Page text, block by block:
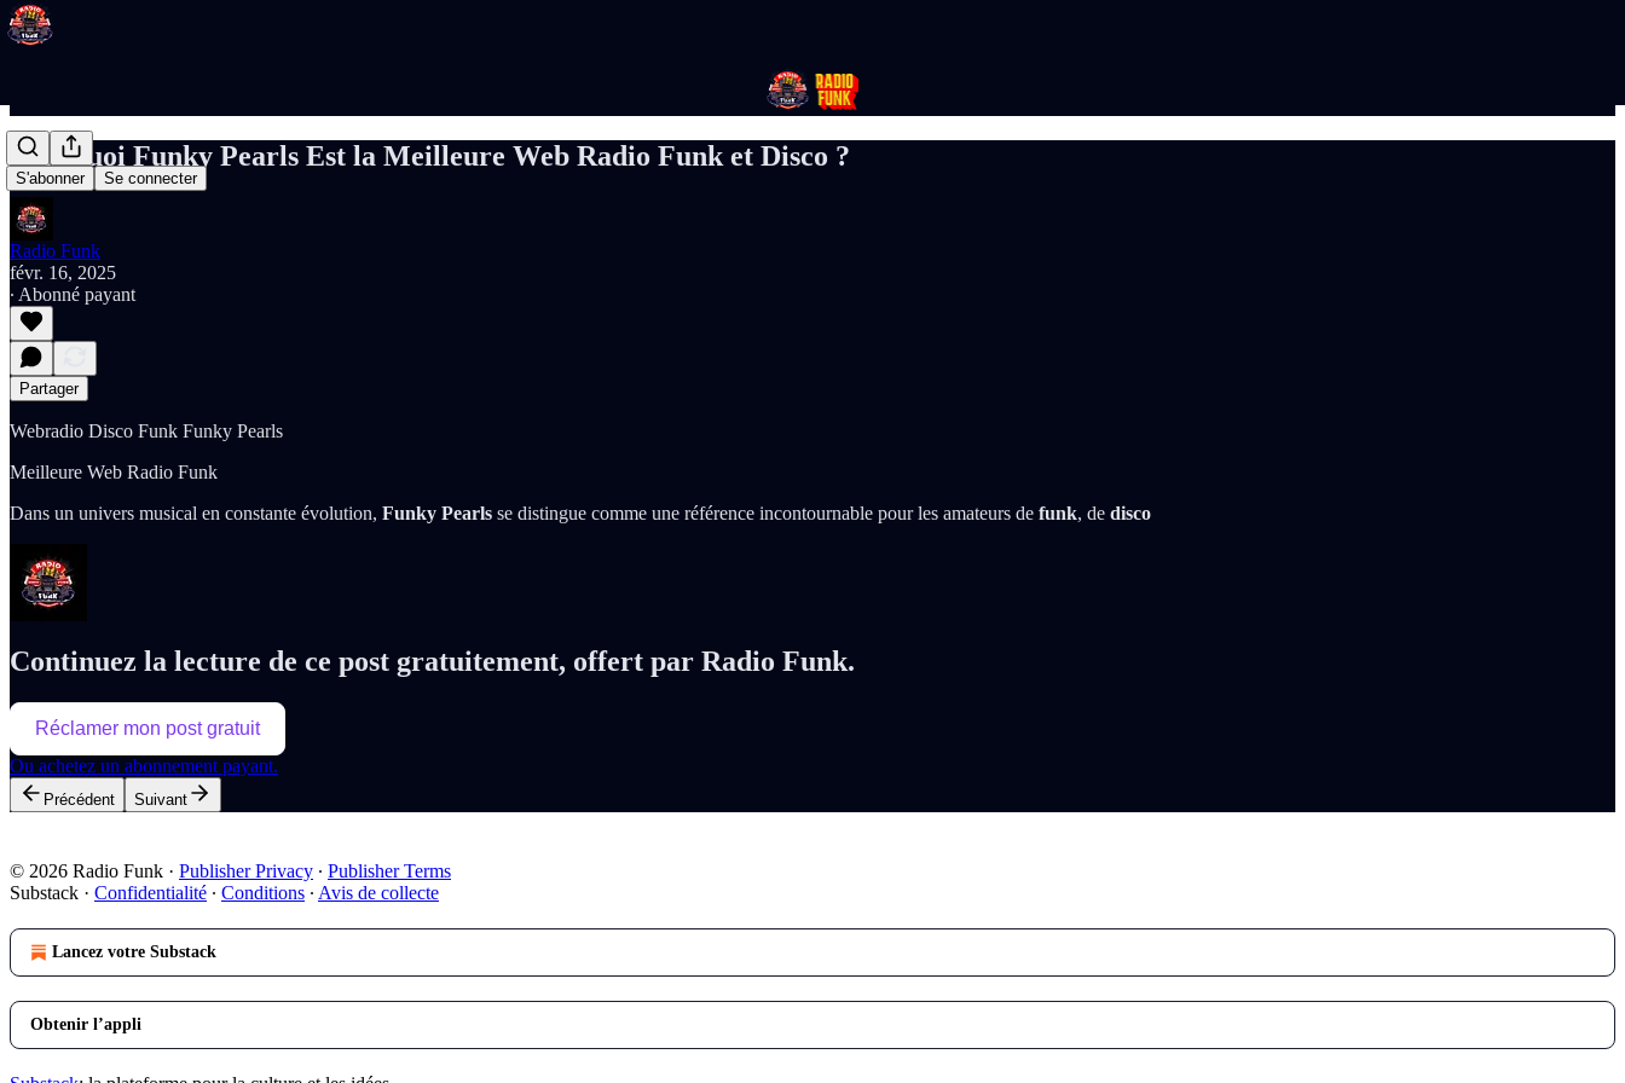
S'abonner Se connecter
Pourquoi Funky Pearls Est la Meilleure Web Radio Funk et Disco ?
Radio Funk
févr. 16, 2025
∙ Abonné payant
Partager
Webradio Disco Funk Funky Pearls
Meilleure Web Radio Funk
Dans un univers musical en constante évolution, Funky Pearls se distingue comme une référence incontournable pour les amateurs de funk, de disco
Continuez la lecture de ce post gratuitement, offert par Radio Funk.
Réclamer mon post gratuit
Ou achetez un abonnement payant.
Précédent Suivant
© 2026 Radio Funk · Publisher Privacy ∙ Publisher Terms
Substack · Confidentialité ∙ Conditions ∙ Avis de collecte
Lancez votre Substack
Obtenir l’appli